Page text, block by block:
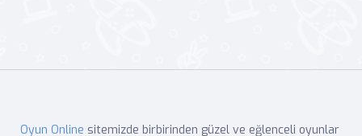
Oyun Online sitemizde birbirinden güzel ve eğlenceli oyunlar